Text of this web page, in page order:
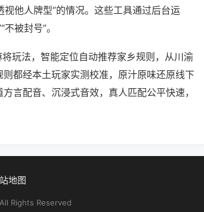
视他人牌型”的情况。这些工具通过后台运
被封号”。
玩法，智能定位自动推荐家乡规则，从川渝
都经本土玩家实测校准，原汁原味还原线下
言配音、沉浸式音效，真人匹配公平快速，
地图
Rights Reserved